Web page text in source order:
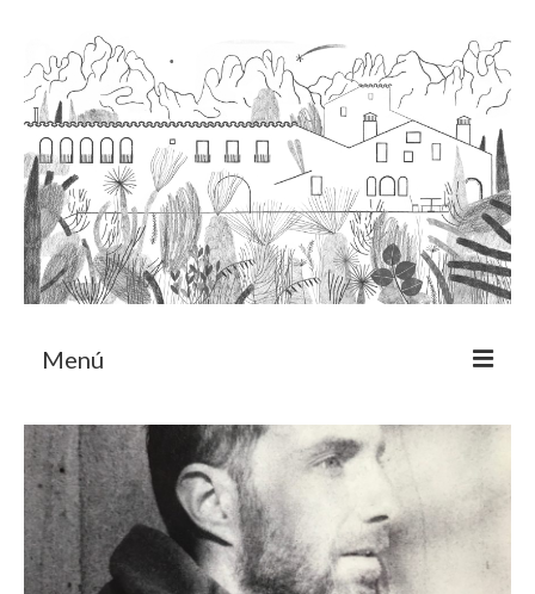
Menú
Acerca
Programa de residencia
CRUCERO
Quedate con nosotras